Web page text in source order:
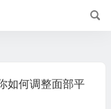
如何调整面部平